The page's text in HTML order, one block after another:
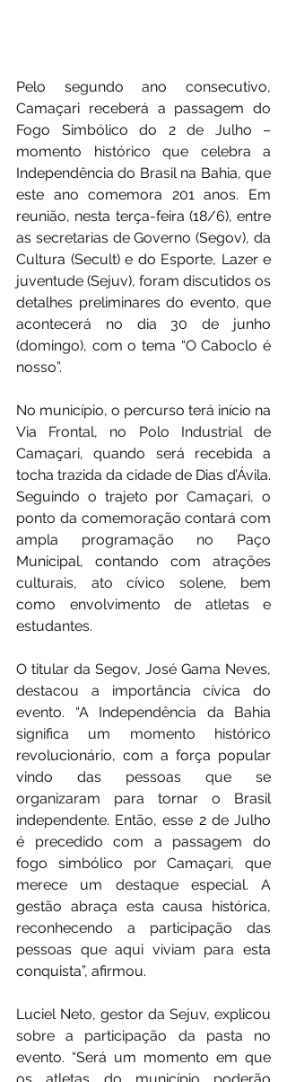
Pelo segundo ano consecutivo,
Camaçari receberá a passagem do
Fogo Simbólico do 2 de Julho –
momento histórico que celebra a
Independência do Brasil na Bahia, que
este ano comemora 201 anos. Em
reunião, nesta terça-feira (18/6), entre
as secretarias de Governo (Segov), da
Cultura (Secult) e do Esporte, Lazer e
juventude (Sejuv), foram discutidos os
detalhes preliminares do evento, que
acontecerá no dia 30 de junho
(domingo), com o tema “O Caboclo é
nosso”.
No município, o percurso terá início na
Via Frontal, no Polo Industrial de
Camaçari, quando será recebida a
tocha trazida da cidade de Dias d’Ávila.
Seguindo o trajeto por Camaçari, o
ponto da comemoração contará com
ampla programação no Paço
Municipal, contando com atrações
culturais, ato cívico solene, bem
como envolvimento de atletas e
estudantes.
O titular da Segov, José Gama Neves,
destacou a importância cívica do
evento. “A Independência da Bahia
significa um momento histórico
revolucionário, com a força popular
vindo das pessoas que se
organizaram para tornar o Brasil
independente. Então, esse 2 de Julho
é precedido com a passagem do
fogo simbólico por Camaçari, que
merece um destaque especial. A
gestão abraça esta causa histórica,
reconhecendo a participação das
pessoas que aqui viviam para esta
conquista”, afirmou.
Luciel Neto, gestor da Sejuv, explicou
sobre a participação da pasta no
evento. “Será um momento em que